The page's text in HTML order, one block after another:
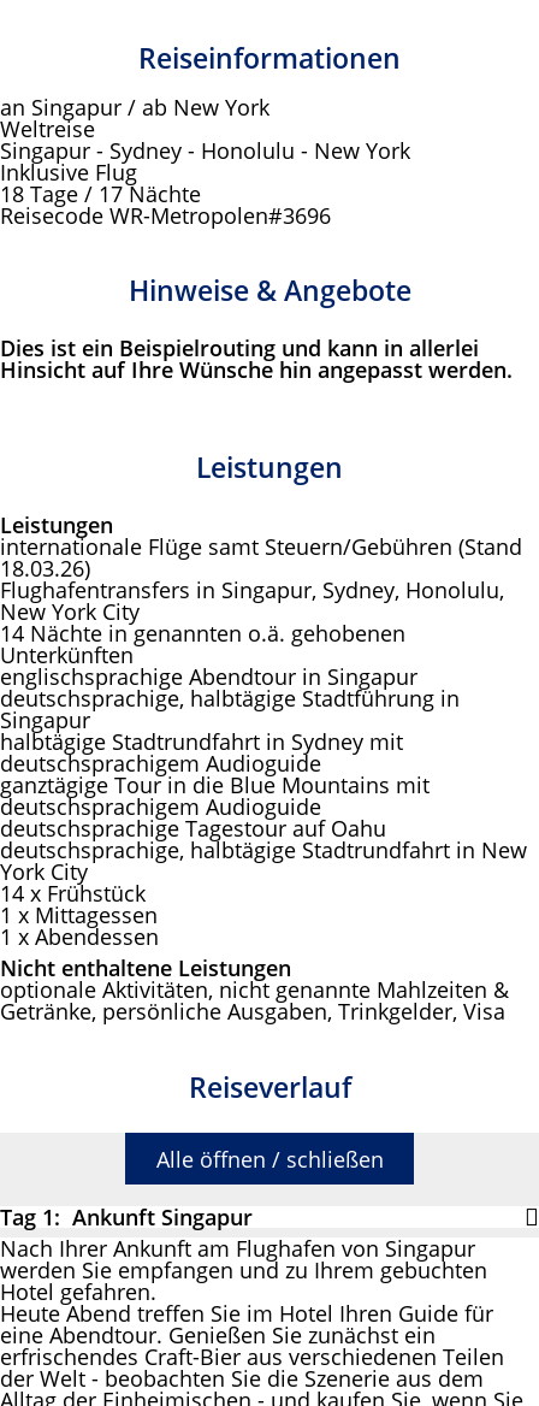
Reiseinformationen
an Singapur / ab New York
Weltreise
Singapur - Sydney - Honolulu - New York
Inklusive Flug
18 Tage / 17 Nächte
Reisecode WR-Metropolen#3696
Hinweise & Angebote
Dies ist ein Beispielrouting und kann in allerlei
Hinsicht auf Ihre Wünsche hin angepasst werden.
Leistungen
Leistungen
internationale Flüge samt Steuern/Gebühren (Stand
18.03.26)
Flughafentransfers in Singapur, Sydney, Honolulu,
New York City
14 Nächte in genannten o.ä. gehobenen
Unterkünften
englischsprachige Abendtour in Singapur
deutschsprachige, halbtägige Stadtführung in
Singapur
halbtägige Stadtrundfahrt in Sydney mit
deutschsprachigem Audioguide
ganztägige Tour in die Blue Mountains mit
deutschsprachigem Audioguide
deutschsprachige Tagestour auf Oahu
deutschsprachige, halbtägige Stadtrundfahrt in New
York City
14 x Frühstück
1 x Mittagessen
1 x Abendessen
Nicht enthaltene Leistungen
optionale Aktivitäten, nicht genannte Mahlzeiten &
Getränke, persönliche Ausgaben, Trinkgelder, Visa
Reiseverlauf
Alle öffnen / schließen
Tag 1: Ankunft Singapur
Nach Ihrer Ankunft am Flughafen von Singapur
werden Sie empfangen und zu Ihrem gebuchten
Hotel gefahren.
Heute Abend treffen Sie im Hotel Ihren Guide für
eine Abendtour. Genießen Sie zunächst ein
erfrischendes Craft-Bier aus verschiedenen Teilen
der Welt - beobachten Sie die Szenerie aus dem
Alltag der Einheimischen - und kaufen Sie, wenn Sie